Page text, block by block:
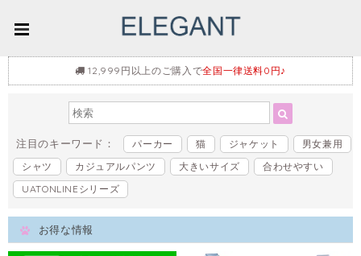
12,999円以上のご購入で全国一律送料0円♪
注目のキーワード： パーカー 猫 ジャケット
男女兼用
シャツ
カジュアルパンツ 大きいサイズ
合わせやすい
UATONLINEシリーズ
お得な情報